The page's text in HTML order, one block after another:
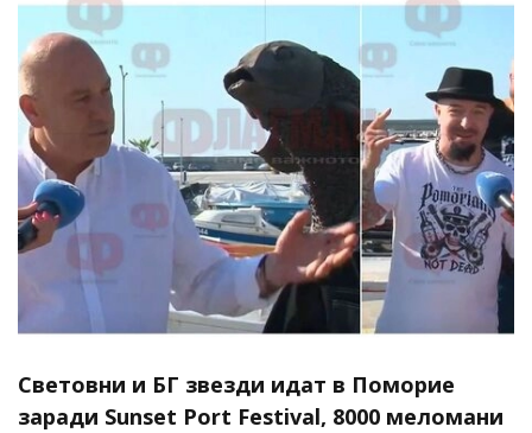
Световни и БГ звезди идат в Поморие
заради Sunset Port Festival, 8000 меломани